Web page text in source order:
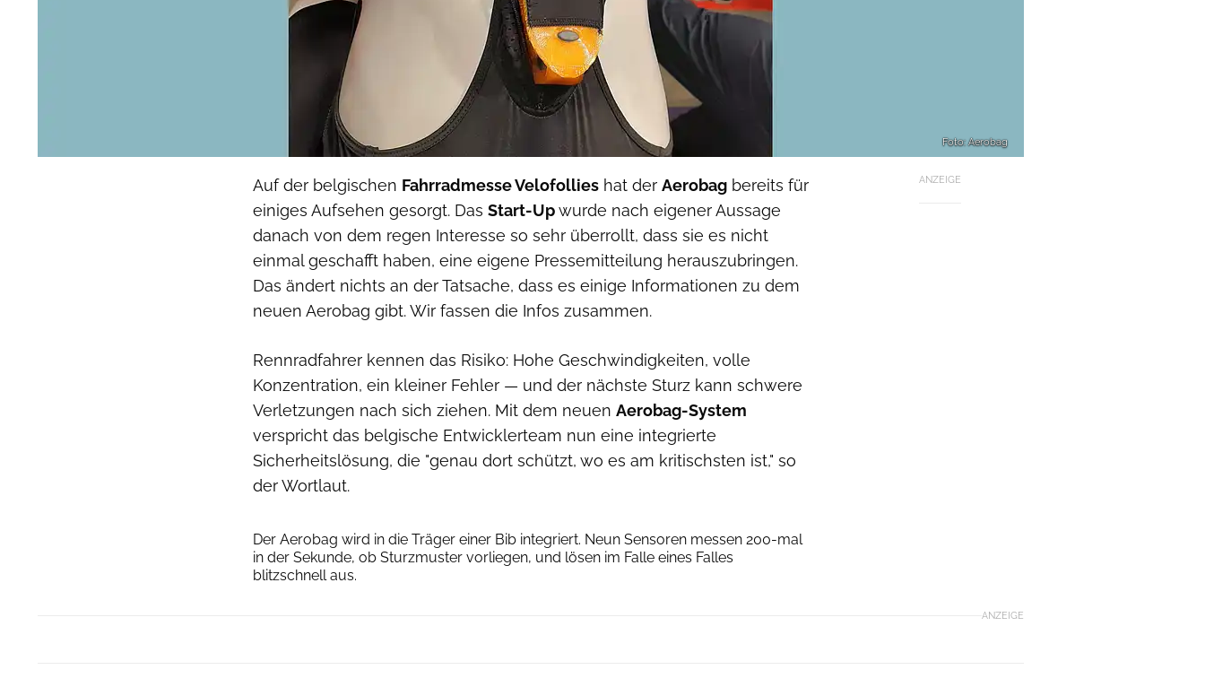
Foto: Aerobag
ANZEIGE
Auf der belgischen Fahrradmesse Velofollies hat der Aerobag bereits für
einiges Aufsehen gesorgt. Das Start-Upwurde nach eigener Aussage
danach von dem regen Interesse so sehr überrollt, dass sie es nicht
einmal geschafft haben, eine eigene Pressemitteilung herauszubringen.
Das ändert nichts an der Tatsache, dass es einige Informationen zu dem
neuen Aerobag gibt. Wir fassen die Infos zusammen.
Rennradfahrer kennen das Risiko: Hohe Geschwindigkeiten, volle
Konzentration, ein kleiner Fehler — und der nächste Sturz kann schwere
Verletzungen nach sich ziehen. Mit dem neuen Aerobag-System
verspricht das belgische Entwicklerteam nun eine integrierte
Sicherheitslösung, die "genau dort schützt, wo es am kritischsten ist," so
der Wortlaut.
Der Aerobag wird in die Träger einer Bib integriert. Neun Sensoren messen 200-mal
in der Sekunde, ob Sturzmuster vorliegen, und lösen im Falle eines Falles
blitzschnell aus.
ANZEIGE